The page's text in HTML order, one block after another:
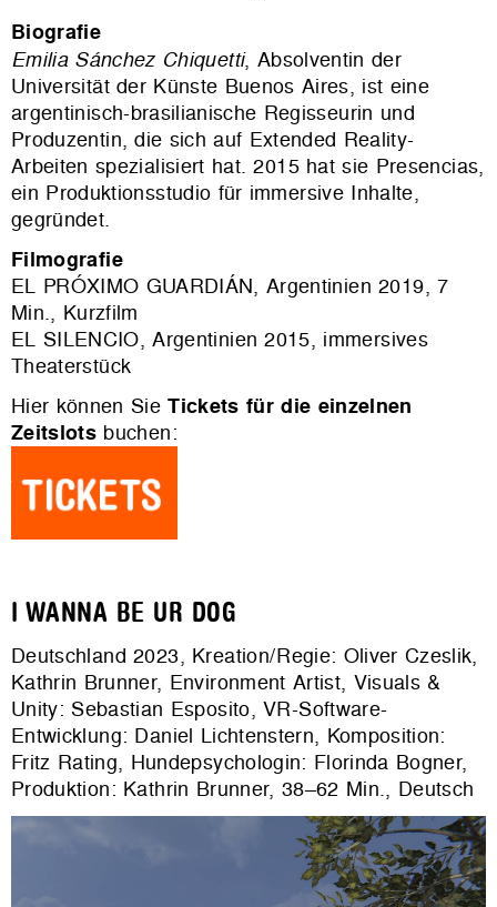
Biografie
Emilia Sánchez Chiquetti, Absolventin der
Universität der Künste Buenos Aires, ist eine
argentinisch-brasilianische Regisseurin und
Produzentin, die sich auf Extended Reality-
Arbeiten spezialisiert hat. 2015 hat sie Presencias,
ein Produktionsstudio für immersive Inhalte,
gegründet.
Filmografie
EL PRÓXIMO GUARDIÁN, Argentinien 2019, 7
Min., Kurzfilm
EL SILENCIO, Argentinien 2015, immersives
Theaterstück
Hier können SieTickets für die einzelnen
Zeitslots buchen:
I WANNA BE UR DOG
Deutschland 2023, Kreation/Regie: Oliver Czeslik,
Kathrin Brunner, Environment Artist, Visuals &
Unity: Sebastian Esposito, VR-Software-
Entwicklung: Daniel Lichtenstern, Komposition:
Fritz Rating, Hundepsychologin: Florinda Bogner,
Produktion: Kathrin Brunner, 38–62 Min., Deutsch